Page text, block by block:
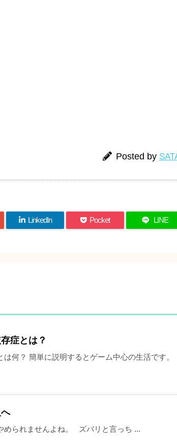
Posted by
LinkedIn Pocket LINE
症とは？
何？ 簡単に説明するとゲーム中心の生活です。
められませんよね。 ズバリと言っち ...